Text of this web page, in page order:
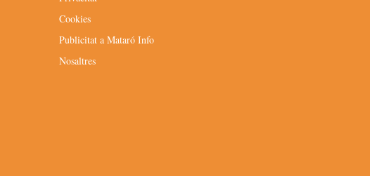
Cookies
Publicitat a Mataró Info
Nosaltres